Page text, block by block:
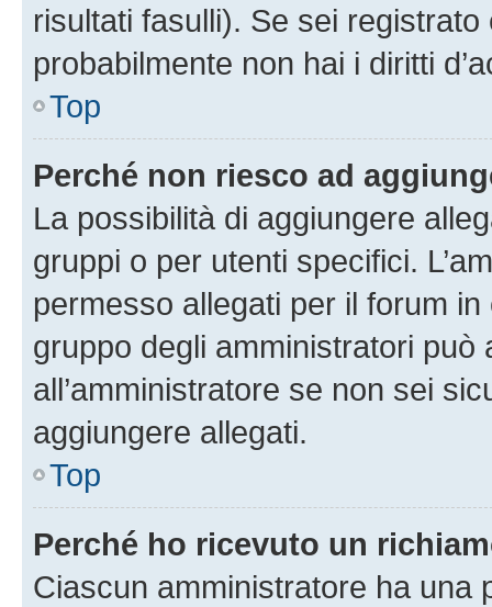
risultati fasulli). Se sei
probabilmente non hai i diritti
Top
Perché non riesco ad
La possibilità di aggiungere
gruppi o per utenti specifici.
permesso allegati per il forum
gruppo degli amministratori può
all’amministratore se non sei
aggiungere allegati.
Top
Perché ho ricevuto un
Ciascun amministratore ha una